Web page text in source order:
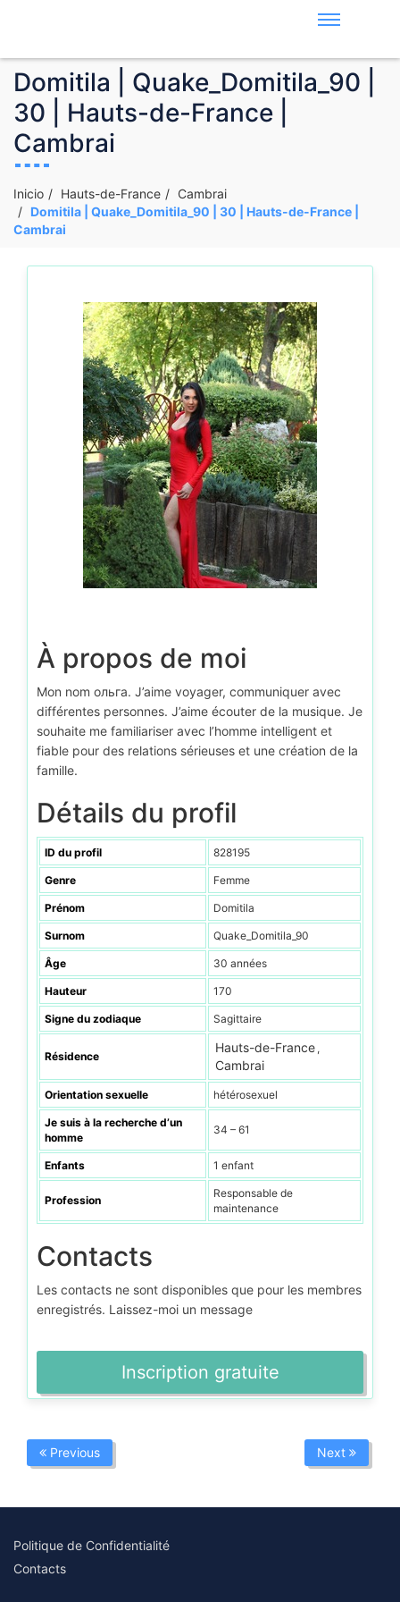
Domitila | Quake_Domitila_90 |
30 | Hauts-de-France |
Cambrai
Inicio Hauts-de-France
Cambrai
Domitila | Quake_Domitila_90 | 30 | Hauts-de-France |
Cambrai
À propos de moi
Mon nom ольга. J’aime voyager, communiquer avec
différentes personnes. J’aime écouter de la musique. Je
souhaite me familiariser avec l’homme intelligent et
fiable pour des relations sérieuses et une création de la
famille.
Détails du profil
ID du profil 828195
Genre Femme
Prénom Domitila
Surnom Quake_Domitila_90
Âge 30 années
Hauteur 170
Signe du zodiaque Sagittaire
Résidence
Hauts-de-France ,
Cambrai
Orientation sexuelle hétérosexuel
Je suis à la recherche d’un
homme
34 – 61
Enfants 1 enfant
Profession
Responsable de
maintenance
Contacts
Les contacts ne sont disponibles que pour les membres
enregistrés. Laissez-moi un message
Inscription gratuite
Previous Next
Politique de Confidentialité
Contacts